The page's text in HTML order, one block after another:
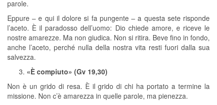
parole.
Eppure – e qui il dolore si fa pungente – a questa sete risponde
l’aceto. È il paradosso dell’uomo: Dio chiede amore, e riceve le
nostre amarezze. Ma non giudica. Non si ritira. Beve fino in fondo,
anche l’aceto, perché nulla della nostra vita resti fuori dalla sua
salvezza.
«È compiuto» (Gv 19,30)
Non è un grido di resa. È il grido di chi ha portato a termine la
missione. Non c’è amarezza in quelle parole, ma pienezza.